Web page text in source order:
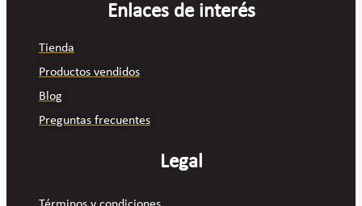
Enlaces de interés
Tienda
Productos vendidos
Blog
Preguntas frecuentes
Legal